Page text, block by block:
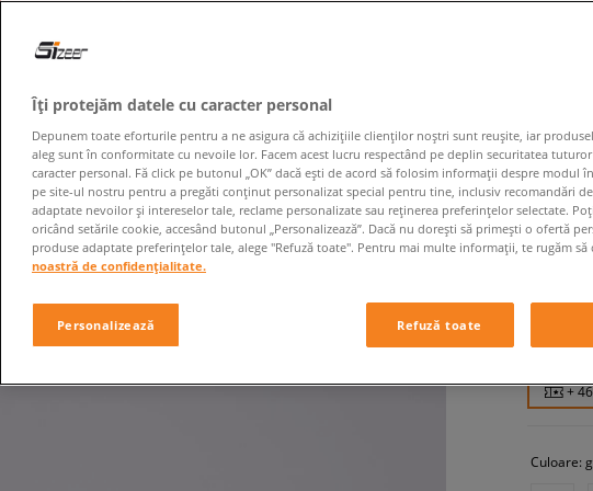
New
bărbați,
469,99
589,99
+
Culoare:
Îți protejăm datele cu caracter personal
Depunem toate eforturile pentru a ne asigura că achizițiile clienților noștri sunt reușite, iar
aleg sunt în conformitate cu nevoile lor. Facem acest lucru respectând pe deplin securitatea
caracter personal. Fă click pe butonul „OK” dacă ești de acord să folosim informații despre modul
pe site-ul nostru pentru a pregăti conținut personalizat special pentru tine, inclusiv recomandări
adaptate nevoilor și intereselor tale, reclame personalizate sau reținerea preferințelor selectate.
oricând setările cookie, accesând butonul „Personalizează”. Dacă nu dorești să primești o ofertă
produse adaptate preferințelor tale, alege "Refuză toate". Pentru mai multe informații, te rugăm să
noastră de confidențialitate.
Personalizează Refuză toate